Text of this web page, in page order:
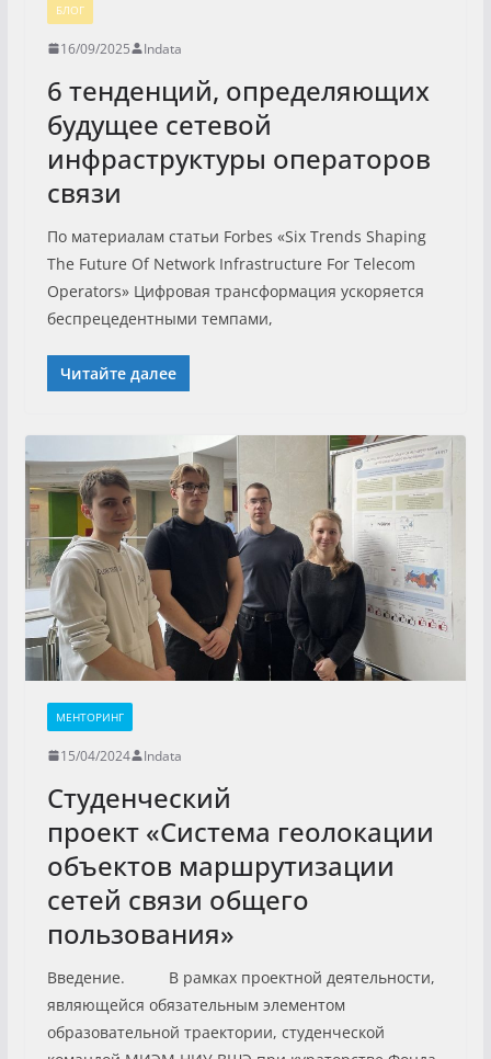
БЛОГ
16/09/2025 Indata
6 тенденций, определяющих
будущее сетевой
инфраструктуры операторов
связи
По материалам статьи Forbes «Six Trends Shaping
The Future Of Network Infrastructure For Telecom
Operators» Цифровая трансформация ускоряется
беспрецедентными темпами,
Читайте далее
МЕНТОРИНГ
15/04/2024 Indata
Студенческий
проект «Система геолокации
объектов маршрутизации
сетей связи общего
пользования»
Введение. В рамках проектной деятельности,
являющейся обязательным элементом
образовательной траектории, студенческой